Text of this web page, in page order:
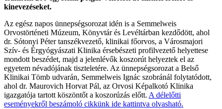
kinevezéseket.
Az egész napos ünnepségsorozat idén is a Semmelweis
Orvostörténeti Múzeum, Könyvtár és Levéltárban kezdődött, ahol
dr. Sótonyi Péter tanszékvezető, klinikai főorvos, a Városmajori
Szív- és Érgyógyászati Klinika érsebészeti profilvezető helyettese
mondott beszédet, majd a jelenlévők koszorút helyeztek el az
egyetem névadójának tiszteletére. Az ünnepségsorozat a Belső
Klinikai Tömb udvarán, Semmelweis Ignác szobránál folytatódott,
ahol dr. Maurovich Horvat Pál, az Orvosi Képalkotó Klinika
igazgatója tartott köszöntőt a koszorúzás előtt. A délelőtti
eseményekről beszámoló cikkünk ide kattintva olvasható.